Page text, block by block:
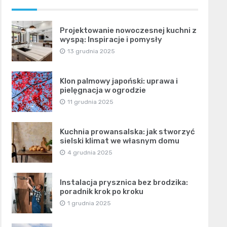
Projektowanie nowoczesnej kuchni z
wyspą: Inspiracje i pomysły
13 grudnia 2025
Klon palmowy japoński: uprawa i
pielęgnacja w ogrodzie
11 grudnia 2025
Kuchnia prowansalska: jak stworzyć
sielski klimat we własnym domu
4 grudnia 2025
Instalacja prysznica bez brodzika:
poradnik krok po kroku
1 grudnia 2025